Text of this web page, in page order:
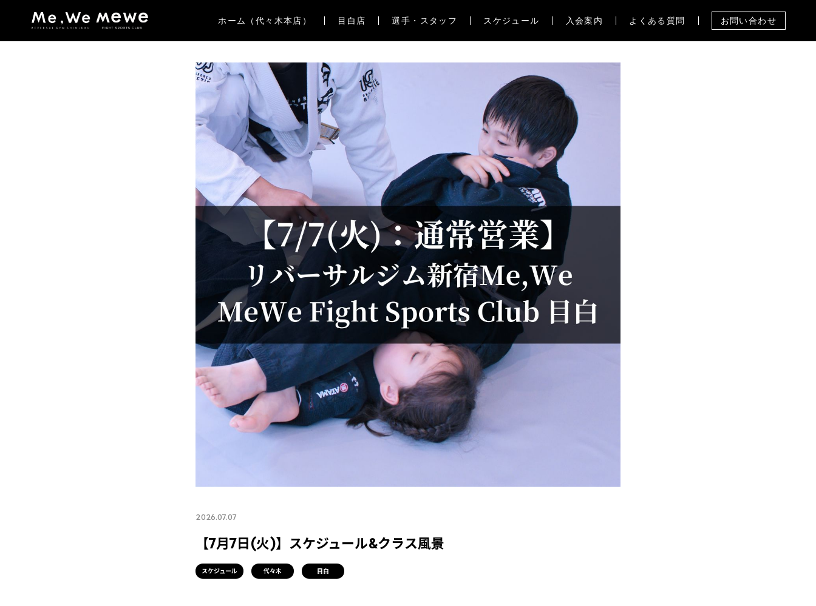
ホーム（代々木本店） 目白店 選手・スタッフ スケジュール 入会案内 よくある質問 お問い合わせ
2026.07.07
【7月7日(火)】スケジュール&クラス風景
スケジュール 代々木 目白